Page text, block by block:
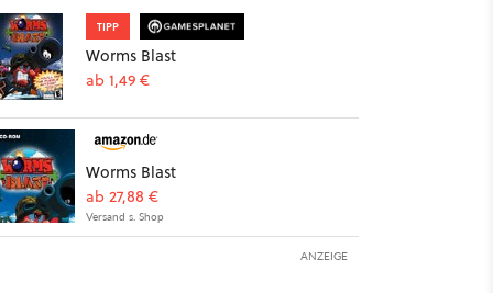
TIPP
Worms Blast
ab 1,49 €
Worms Blast
ab 27,88 €
Versand s. Shop
ANZEIGE